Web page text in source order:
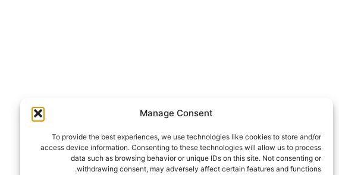
Manage Consent
To provide the best experiences, we use technologies like cookies to store and/or
access device information. Consenting to these technologies will allow us to process
data such as browsing behavior or unique IDs on this site. Not consenting or
withdrawing consent, may adversely affect certain features and functions.